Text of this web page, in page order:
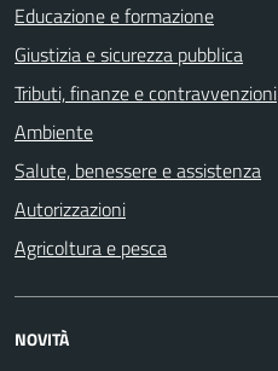
Educazione e formazione
Giustizia e sicurezza pubblica
Tributi, finanze e contravvenzioni
Ambiente
Salute, benessere e assistenza
Autorizzazioni
Agricoltura e pesca
NOVITÀ